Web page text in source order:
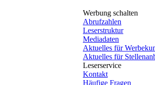
Werbung schalten
Abrufzahlen
Leserstruktur
Mediadaten
Aktuelles für
Aktuelles für
Leserservice
Kontakt
Häufige Fragen